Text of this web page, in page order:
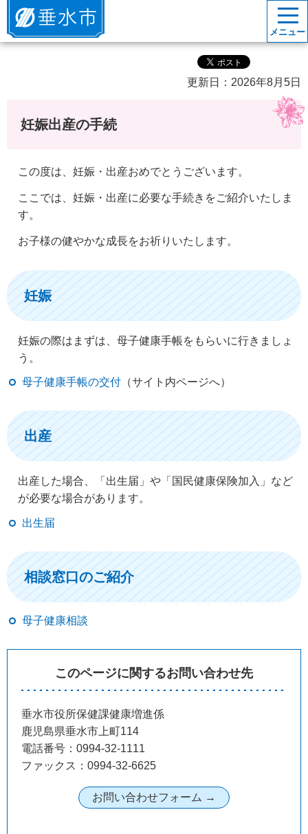
垂水市
メニュー
更新日：2026年8月5日
妊娠出産の手続
この度は、妊娠・出産おめでとうございます。
ここでは、妊娠・出産に必要な手続きをご紹介いたしま
す。
お子様の健やかな成長をお祈りいたします。
妊娠
妊娠の際はまずは、母子健康手帳をもらいに行きましょ
う。
母子健康手帳の交付 （サイト内ページへ）
出産
出産した場合、「出生届」や「国民健康保険加入」など
が必要な場合があります。
出生届
相談窓口のご紹介
母子健康相談
このページに関するお問い合わせ先
垂水市役所保健課健康増進係
鹿児島県垂水市上町114
電話番号：0994-32-1111
ファックス：0994-32-6625